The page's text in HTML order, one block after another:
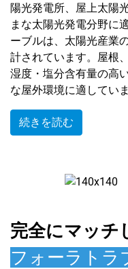
陽光発電所、屋上太陽
まな太陽光発電分野に
ーブルは、太陽光産業
計されています。屋根
湿度・塩分含有量の高
な屋外環境に適していま
続きを読む
完全にマッチ
フォーラトラ